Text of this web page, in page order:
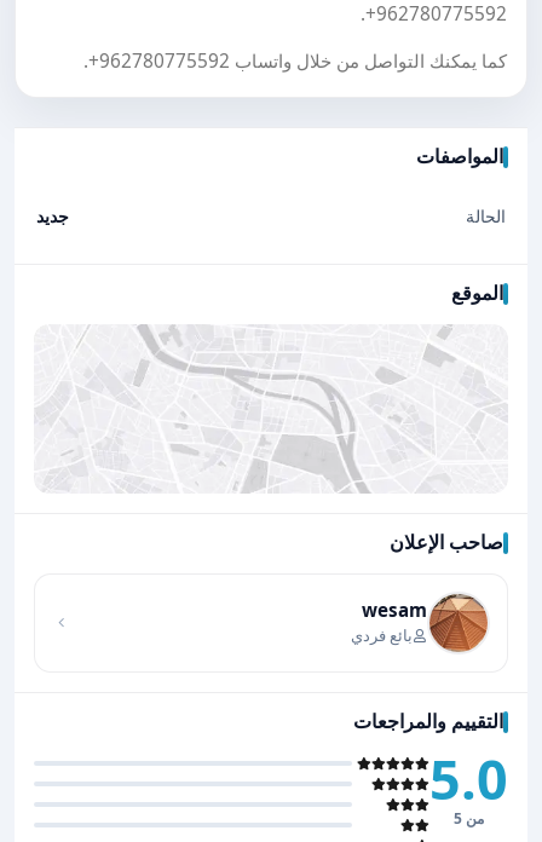
+962780775592
.
كما يمكنك التواصل من خلال واتساب +962780775592
.
المواصفات
الحالة جديد
الموقع
صاحب الإعلان
wesam
بائع فردي
التقييم والمراجعات
5.0
من 5